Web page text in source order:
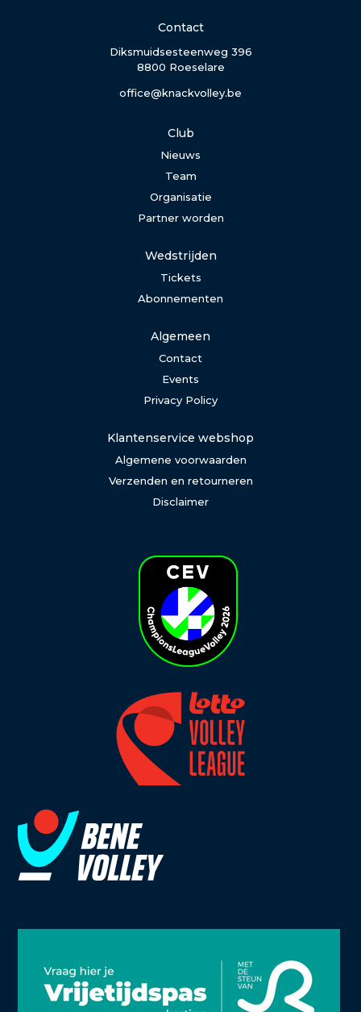
Contact
Diksmuidsesteenweg 396
8800 Roeselare
office@knackvolley.be
Club
Nieuws
Team
Organisatie
Partner worden
Wedstrijden
Tickets
Abonnementen
Algemeen
Contact
Events
Privacy Policy
Klantenservice webshop
Algemene voorwaarden
Verzenden en retourneren
Disclaimer